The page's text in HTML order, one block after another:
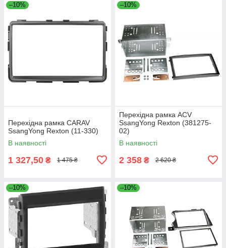
–10%
Перехідна рамка CARAV
SsangYong Rexton (11-330)
В наявності
1 327,50 ₴ 1 475 ₴
–10%
Перехідна рамка ACV
SsangYong Rexton (381275-
02)
В наявності
2 358 ₴ 2 620 ₴
–10% –10%